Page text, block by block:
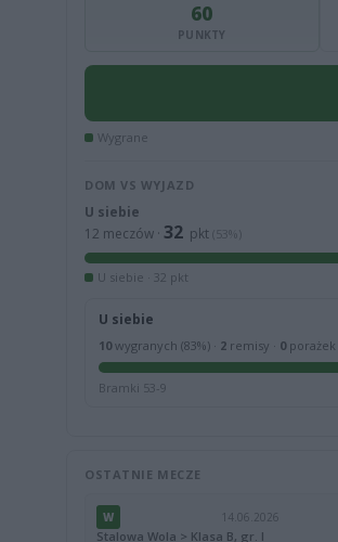
60
PUNKTY
Wygrane
DOM VS WYJAZD
U siebie
12 meczów · 32 pkt (53%)
U siebie · 32 pkt
U siebie
10wygranych (83%) · 2 remisy · 0porażek
Bramki 53-9
OSTATNIE MECZE
W 14.06.2026
Stalowa Wola > Klasa B, gr. I